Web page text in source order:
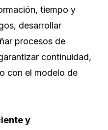
tiempo y
desarrollar
procesos de
continuidad,
con el modelo de
y